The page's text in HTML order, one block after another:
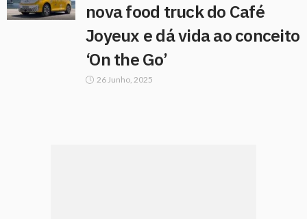
nova food truck do Café
Joyeux e dá vida ao conceito
‘On the Go’
26 Junho, 2025